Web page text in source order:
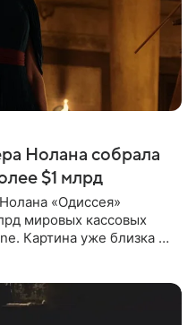
Нолана собрала
$1 млрд
«Одиссея»
мировых кассовых
Картина уже близка к